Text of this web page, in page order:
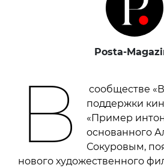
Posta-
В
сообществе
поддержки
«Пример
основанного
Сокуровым,
нового художественного